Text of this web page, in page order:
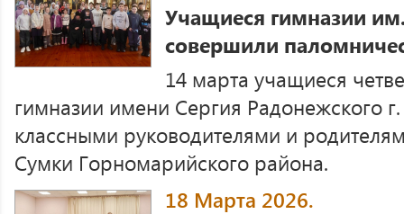
Учащиеся гимназии
совершили
14 марта учащиеся
гимназии имени Сергия Радонежского
классными руководителями и
Сумки Горномарийского района.
18 Марта 2026.